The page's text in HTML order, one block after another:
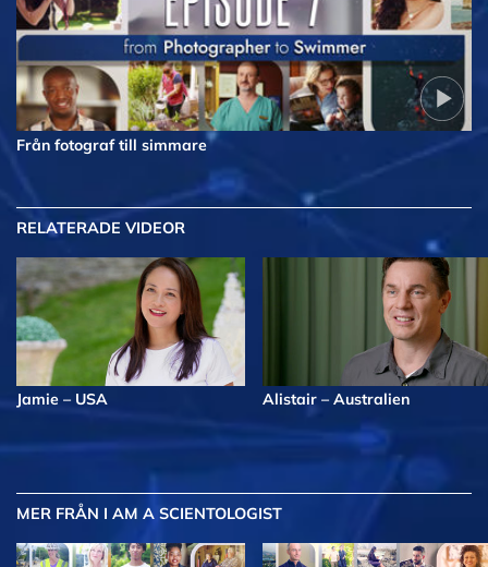
Från fotograf till simmare
RELATERADE VIDEOR
Jamie – USA Alistair – Australien
MER FRÅN I AM A SCIENTOLOGIST